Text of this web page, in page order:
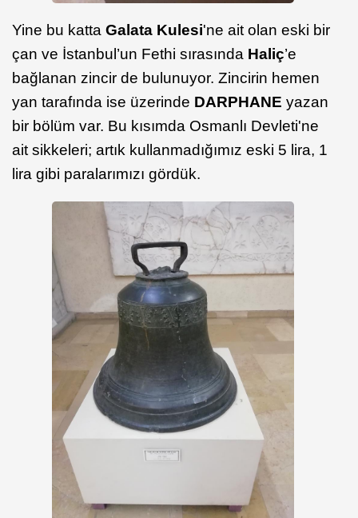
Yine bu katta Galata Kulesi'ne ait olan eski bir
çan ve İstanbul’un Fethi sırasında Haliç’e
bağlanan zincir de bulunuyor. Zincirin hemen
yan tarafında ise üzerinde DARPHANE yazan
bir bölüm var. Bu kısımda Osmanlı Devleti'ne
ait sikkeleri; artık kullanmadığımız eski 5 lira, 1
lira gibi paralarımızı gördük.